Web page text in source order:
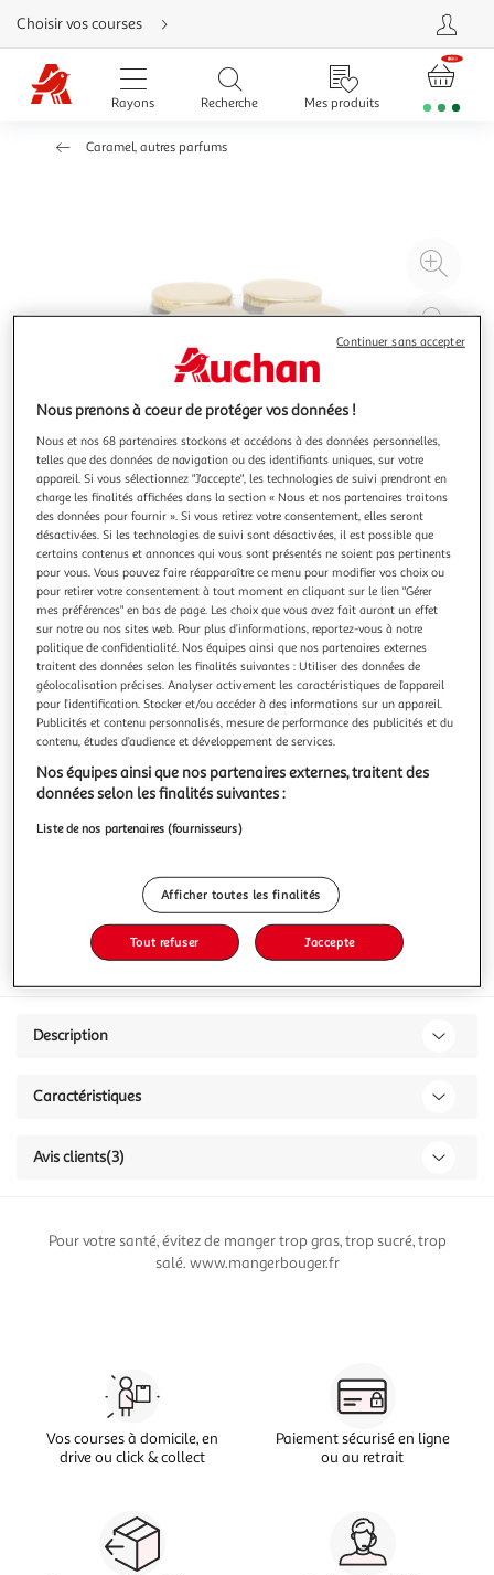
Aller
directement
au
contenu
Aller
directement
Aller
Choisir vos courses
Rayons Recherche Mes produits
Caramel, autres parfums
à
2.0 (3)
MALO
Dessert emprésuré aromatisé café
Le Dessert Emprésuré Café MALO, un dessert au savoir-faire
traditionnel unique en France et une texture ferme et
fondante, version Café ! La gourmandise à la façon MALO !
En savoir +
Vous voulez connaître le prix de ce produit ?
Afficher le prix
Description
Caractéristiques
Avis clients(3)
Pour votre santé, évitez de manger trop gras, trop sucré, trop
salé. www.mangerbouger.fr
Vos courses à domicile, en
drive ou click & collect
Paiement sécurisé en ligne
ou au retrait
Nous prenons à coeur de protéger vos données !
Nous et nos 68 partenaires stockons et accédons à des données personnelles,
telles que des données de navigation ou des identifiants uniques, sur votre
appareil. Si vous sélectionnez "J'accepte", les technologies de suivi prendront en
charge les finalités affichées dans la section « Nous et nos partenaires traitons
des données pour fournir ». Si vous retirez votre consentement, elles seront
désactivées. Si les technologies de suivi sont désactivées, il est possible que
certains contenus et annonces qui vous sont présentés ne soient pas pertinents
pour vous. Vous pouvez faire réapparaître ce menu pour modifier vos choix ou
pour retirer votre consentement à tout moment en cliquant sur le lien "Gérer
mes préférences" en bas de page. Les choix que vous avez fait auront un effet
sur notre ou nos sites web. Pour plus d’informations, reportez-vous à notre
politique de confidentialité. Nos équipes ainsi que nos partenaires externes
traitent des données selon les finalités suivantes : Utiliser des données de
géolocalisation précises. Analyser activement les caractéristiques de l’appareil
pour l’identification. Stocker et/ou accéder à des informations sur un appareil.
Publicités et contenu personnalisés, mesure de performance des publicités et du
contenu, études d’audience et développement de services.
Nos équipes ainsi que nos partenaires externes, traitent des
données selon les finalités suivantes :
Liste de nos partenaires (fournisseurs)
Afficher toutes les finalités
Tout refuser J'accepte
Continuer sans accepter